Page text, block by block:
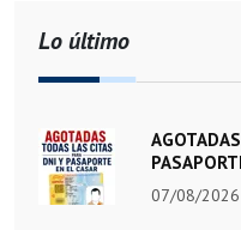
Lo último
07/08/2026